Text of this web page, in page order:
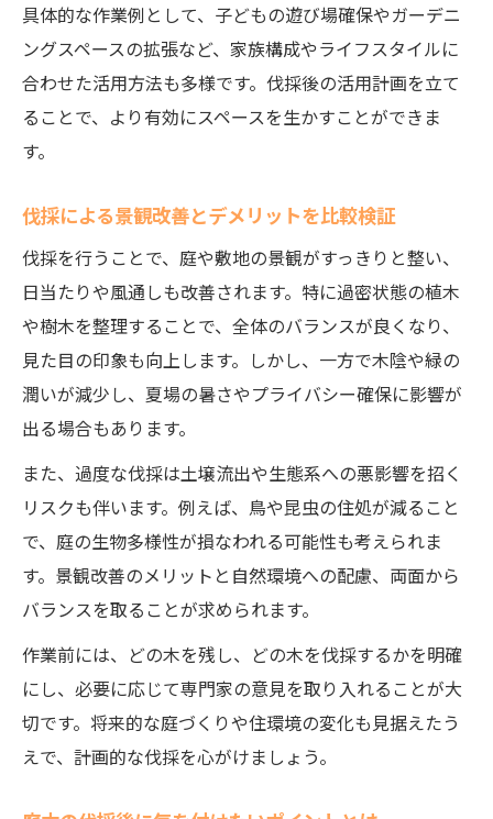
具体的な作業例として、子どもの遊び場確保やガーデニ
ングスペースの拡張など、家族構成やライフスタイルに
合わせた活用方法も多様です。伐採後の活用計画を立て
ることで、より有効にスペースを生かすことができま
す。
伐採による景観改善とデメリットを比較検証
伐採を行うことで、庭や敷地の景観がすっきりと整い、
日当たりや風通しも改善されます。特に過密状態の植木
や樹木を整理することで、全体のバランスが良くなり、
見た目の印象も向上します。しかし、一方で木陰や緑の
潤いが減少し、夏場の暑さやプライバシー確保に影響が
出る場合もあります。
また、過度な伐採は土壌流出や生態系への悪影響を招く
リスクも伴います。例えば、鳥や昆虫の住処が減ること
で、庭の生物多様性が損なわれる可能性も考えられま
す。景観改善のメリットと自然環境への配慮、両面から
バランスを取ることが求められます。
作業前には、どの木を残し、どの木を伐採するかを明確
にし、必要に応じて専門家の意見を取り入れることが大
切です。将来的な庭づくりや住環境の変化も見据えたう
えで、計画的な伐採を心がけましょう。